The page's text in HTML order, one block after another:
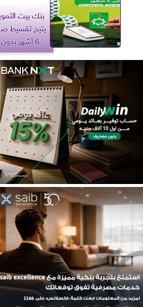
بنك بيت
يتيح تقسيط
6 أشهر